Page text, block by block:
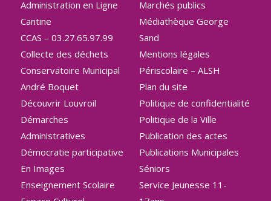
Administration en Ligne
Cantine
CCAS – 03.27.65.97.99
Collecte des déchets
Conservatoire Municipal
André Boquet
Découvrir Louvroil
Démarches
Administratives
Démocratie participative
En Images
Enseignement Scolaire
Marchés publics
Médiathèque George
Sand
Mentions légales
Périscolaire – ALSH
Plan du site
Politique de confidentialité
Politique de la Ville
Publication des actes
Publications Municipales
Séniors
Service Jeunesse 11-